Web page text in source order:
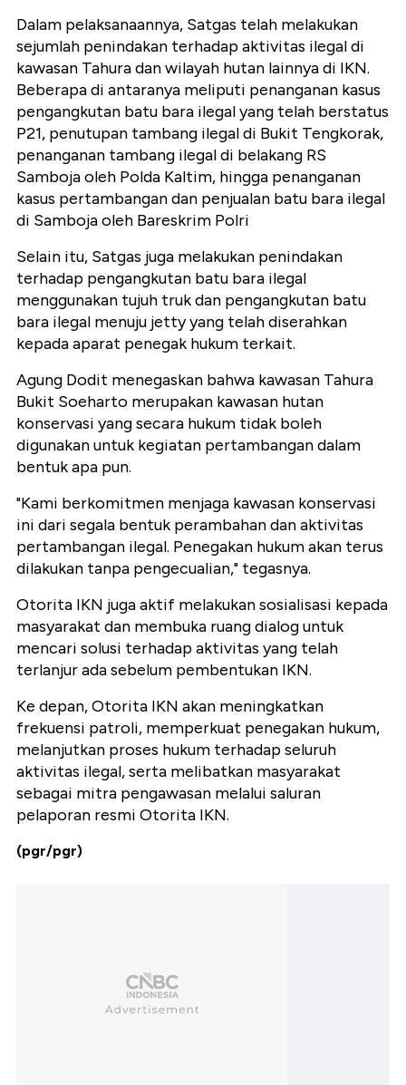
Dalam pelaksanaannya, Satgas telah melakukan
sejumlah penindakan terhadap aktivitas ilegal di
kawasan Tahura dan wilayah hutan lainnya di IKN.
Beberapa di antaranya meliputi penanganan kasus
pengangkutan batu bara ilegal yang telah berstatus
P21, penutupan tambang ilegal di Bukit Tengkorak,
penanganan tambang ilegal di belakang RS
Samboja oleh Polda Kaltim, hingga penanganan
kasus pertambangan dan penjualan batu bara ilegal
di Samboja oleh Bareskrim Polri
Selain itu, Satgas juga melakukan penindakan
terhadap pengangkutan batu bara ilegal
menggunakan tujuh truk dan pengangkutan batu
bara ilegal menuju jetty yang telah diserahkan
kepada aparat penegak hukum terkait.
Agung Dodit menegaskan bahwa kawasan Tahura
Bukit Soeharto merupakan kawasan hutan
konservasi yang secara hukum tidak boleh
digunakan untuk kegiatan pertambangan dalam
bentuk apa pun.
"Kami berkomitmen menjaga kawasan konservasi
ini dari segala bentuk perambahan dan aktivitas
pertambangan ilegal. Penegakan hukum akan terus
dilakukan tanpa pengecualian," tegasnya.
Otorita IKN juga aktif melakukan sosialisasi kepada
masyarakat dan membuka ruang dialog untuk
mencari solusi terhadap aktivitas yang telah
terlanjur ada sebelum pembentukan IKN.
Ke depan, Otorita IKN akan meningkatkan
frekuensi patroli, memperkuat penegakan hukum,
melanjutkan proses hukum terhadap seluruh
aktivitas ilegal, serta melibatkan masyarakat
sebagai mitra pengawasan melalui saluran
pelaporan resmi Otorita IKN.
(pgr/pgr)